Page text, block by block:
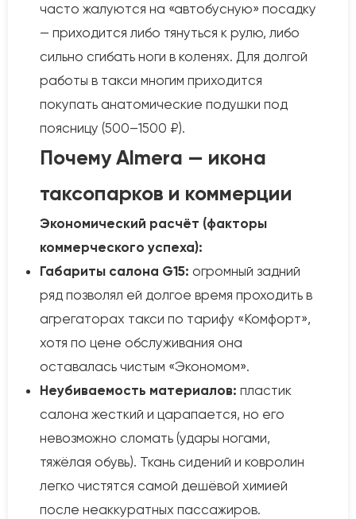
часто жалуются на «автобусную» посадку
— приходится либо тянуться к рулю, либо
сильно сгибать ноги в коленях. Для долгой
работы в такси многим приходится
покупать анатомические подушки под
поясницу (500–1500 ₽).
Почему Almera — икона
таксопарков и коммерции
Экономический расчёт (факторы
коммерческого успеха):
Габариты салона G15: огромный задний
ряд позволял ей долгое время проходить в
агрегаторах такси по тарифу «Комфорт»,
хотя по цене обслуживания она
оставалась чистым «Экономом».
Неубиваемость материалов: пластик
салона жесткий и царапается, но его
невозможно сломать (удары ногами,
тяжёлая обувь). Ткань сидений и ковролин
легко чистятся самой дешёвой химией
после неаккуратных пассажиров.